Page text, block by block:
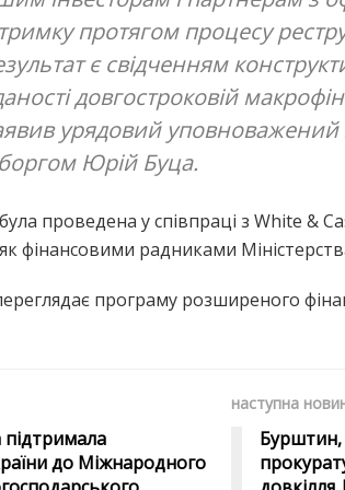
протягом процесу
є свідченням
довгостроковій
урядовий уповноважений
Юрій Буца.
проведена у співпраці з White
фінансовими радниками
програму розширеного
до Міжнародного
наступна
Бурштин,